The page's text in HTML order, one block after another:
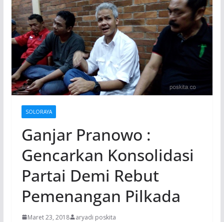
SOLORAYA
Ganjar Pranowo :
Gencarkan Konsolidasi
Partai Demi Rebut
Pemenangan Pilkada
Maret 23, 2018 aryadi poskita